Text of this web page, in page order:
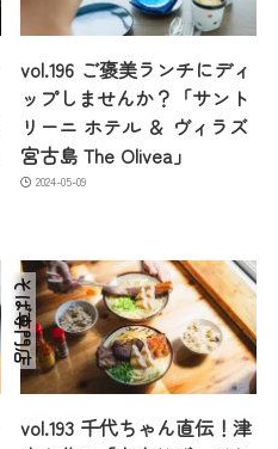
vol.196 ご褒美ランチにディ
ップしませんか？「サント
リーニ ホテル ＆ ヴィラズ
宮古島 The Olivea」
2024-05-09
vol.193 千代ちゃん直伝！津
そば専門店